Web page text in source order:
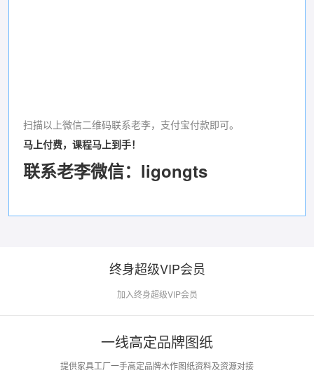
扫描以上微信二维码联系老李，支付宝付款即可。
马上付费，课程马上到手！
联系老李微信：ligongts
终身超级VIP会员
加入终身超级VIP会员
一线高定品牌图纸
提供家具工厂一手高定品牌木作图纸资料及资源对接